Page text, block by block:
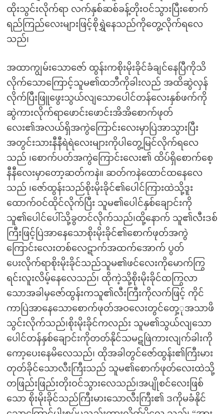
ထိုးသွင်းလိုက်ရာ လက်နှစ်ဆစ်ခန့်တိုးဝင်သွားပြီးစောက်
ရည်ကြည်လေးများဖြင့်စိုရွှဲနေသည်ကိုတွေ့လိုက်ရလေ
သည်၊
အထာကျွမ်းသောဇော် ထွန်းကစိုးမိုးခိုင်ခံချင်နေပြီကိုသိ
လိုက်သောကြောင့်သူမ၏ထဘီကိုခါးလည် အထိဆွဲလှန်
လိုက်ပြီးဖြူဖွေးသွယ်လျသောပေါင်တန်လေးနှစ်ဖက်ကို
ဆွဲကားလိုက်ရာဖောင်းဖောင်းအိအိစောက်ဖုတ်
လေး၏အလယ်ရှိအကွဲကြောင်းလေးမှာပြဲအာသွားပြီး
အတွင်းသားနီနီရဲရဲလေးများကိုပါတွေ့မြင်လိုက်ရလေ
သည် ၊စောက်ပတ်အကွဲကြောင်းလေး၏ ထိပ်ရှိစောက်စေ့
နီနီလေးမှာတော့ဆတ်ကနဲ။ ဆတ်ကနဲထောင်ထနေလေ
သည် ၊ဇော်ထွန်းသည်စိုးမိုးခိုင်၏ပေါင်ကြားထဲသို့ဒူး
ထောက်ဝင်ထိုင်လိုက်ပြီး သူမ၏ပေါင်နှစ်ချောင်းကို
သူ၏ပေါင်ပေါ်သို့ခွတင်လိုက်သည်၊ထို့နောက် သူ၏လီးဒစ်
ကြီးဖြင့်ပြဲအာနေသောစိုးမိုးခိုင်၏စောက်ဖုတ်အကွဲ
ကြောင်းလေးတစ်လေဋာက်အထက်အောက် ပွတ်
ပေးလိုက်ရာစိုးမိုးခိုင်သည်သူမ၏ဖင်လေးကိုမောက်ကြွ
ရင်းလူးလိမ့်နေလေသည်၊ ထိုကဲ့သို့စိုးမိုးခိုင်ထကြွလာ
သောအခါမှဇော်ထွန်းကသူ၏လီးကြီးကိုလက်ဖြင့် ကိုင်
ကာပြဲအာနေသောစောက်ဖုတ်အဝလေးတွင်တှေ့ုအသာဖိ
သွင်းလိုက်သည်၊စိုးမိုးခိုင်ကလည်း သူမ၏သွယ်လျသော
ပေါင်တန်နှစ်ချောင်းကိုတတ်နိုင်သမဋဖြဲကားလျက်ခါးကို
ကော့ပေးနေမိလေသည်၊ ထိုအခါတွင်ဇော်ထွန်း၏ကြီးမား
တုတ်ခိုင်သောလီးကြီးသည် သူမ၏စောက်ဖုတ်လေးထဲသို့
တဖြည်းဖြည်းတိုးဝင်သွားလေသည်၊အပျိုစင်လေးဖြစ်
သော စိုးမိုးခိုင်သည်ကြီးမားသောလီးကြီး၏ ဒကိုမခံနိုင်